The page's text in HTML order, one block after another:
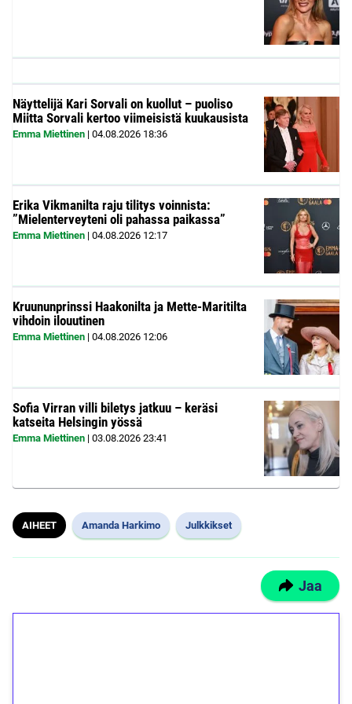
Näyttelijä Kari Sorvali on kuollut – puoliso
Miitta Sorvali kertoo viimeisistä kuukausista
Emma Miettinen | 04.08.2026 18:36
Erika Vikmanilta raju tilitys voinnista:
”Mielenterveyteni oli pahassa paikassa”
Emma Miettinen | 04.08.2026 12:17
Kruununprinssi Haakonilta ja Mette-Maritilta
vihdoin ilouutinen
Emma Miettinen | 04.08.2026 12:06
Sofia Virran villi biletys jatkuu – keräsi
katseita Helsingin yössä
Emma Miettinen | 03.08.2026 23:41
AIHEET Amanda Harkimo Julkkikset
Jaa